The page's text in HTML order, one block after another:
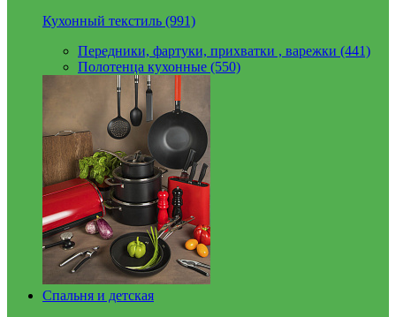
Кухонный текстиль (991)
Передники, фартуки, прихватки , варежки (441)
Полотенца кухонные (550)
Спальня и детская